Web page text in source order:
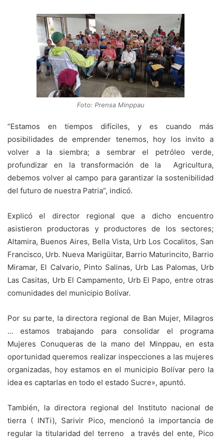
Foto: Prensa Minppau
“Estamos en tiempos difíciles, y es cuando más
posibilidades de emprender tenemos, hoy los invito a
volver a la siembra; a sembrar el petróleo verde,
profundizar en la transformación de la Agricultura,
debemos volver al campo para garantizar la sostenibilidad
del futuro de nuestra Patria”, indicó.
Explicó el director regional que a dicho encuentro
asistieron productoras y productores de los sectores;
Altamira, Buenos Aires, Bella Vista, Urb Los Cocalitos, San
Francisco, Urb. Nueva Marigüitar, Barrio Maturincito, Barrio
Miramar, El Calvario, Pinto Salinas, Urb Las Palomas, Urb
Las Casitas, Urb El Campamento, Urb El Papo, entre otras
comunidades del municipio Bolívar.
Por su parte, la directora regional de Ban Mujer, Milagros
… estamos trabajando para consolidar el programa
Mujeres Conuqueras de la mano del Minppau, en esta
oportunidad queremos realizar inspecciones a las mujeres
organizadas, hoy estamos en el municipio Bolívar pero la
idea es captarlas en todo el estado Sucre», apuntó.
También, la directora regional del Instituto nacional de
tierra ( INTi), Sarivir Pico, mencionó la importancia de
regular la titularidad del terreno a través del ente, Pico